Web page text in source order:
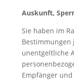
Auskunft,
Sie haben im
Bestimmungen
unentgeltliche
Empfänger